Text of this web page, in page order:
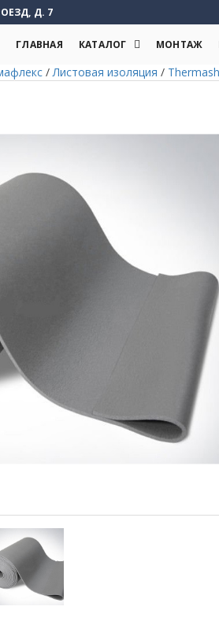
Д. 7
ГЛАВНАЯ КАТАЛОГ МОНТАЖ
/Листовая изоляция /